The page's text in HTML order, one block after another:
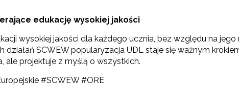
wspierania uczennic i uczniów zdolnych"
edukację wysokiej jakości
wysokiej jakości dla każdego ucznia, bez względu na
działań SCWEW popularyzacja UDL staje się ważnym
ale projektuje z myślą o wszystkich.
#SCWEW #ORE